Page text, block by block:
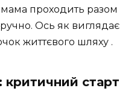
проходить разом
Ось як виглядає
життєвого шляху .
старт